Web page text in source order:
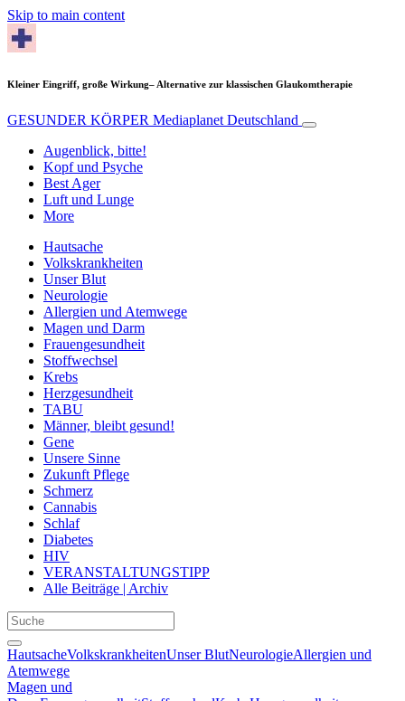
Skip to main content
Kleiner Eingriff, große Wirkung– Alternative zur klassischen Glaukomtherapie
GESUNDER KÖRPER Mediaplanet Deutschland
Augenblick, bitte!
Kopf und Psyche
Best Ager
Luft und Lunge
More
Hautsache
Volkskrankheiten
Unser Blut
Neurologie
Allergien und Atemwege
Magen und Darm
Frauengesundheit
Stoffwechsel
Krebs
Herzgesundheit
TABU
Männer, bleibt gesund!
Gene
Unsere Sinne
Zukunft Pflege
Schmerz
Cannabis
Schlaf
Diabetes
HIV
VERANSTALTUNGSTIPP
Alle Beiträge | Archiv
HautsacheVolkskrankheitenUnser BlutNeurologieAllergien und
Atemwege
Magen und